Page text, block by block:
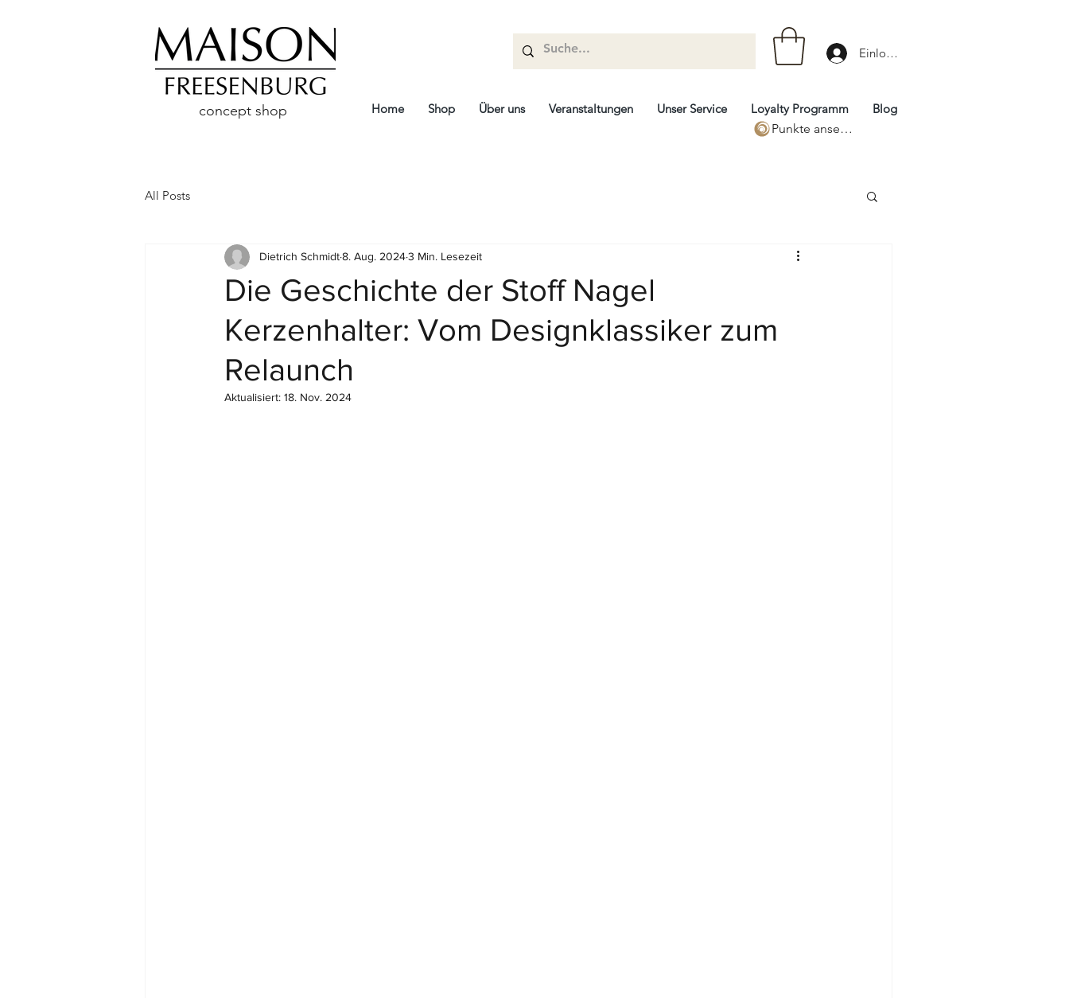
concept shop
Einloggen
Home Shop Über uns Veranstaltungen Unser Service Loyalty Programm
Blog
Punkte ansehen
All Posts
Die Geschichte der Stoff Nagel
Kerzenhalter: Vom Designklassiker zum
Relaunch
Dietrich Schmidt8. Aug. 20243 Min. Lesezeit
Aktualisiert: 18. Nov. 2024